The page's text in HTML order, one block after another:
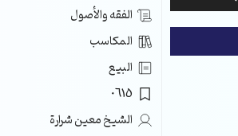
الأسهم
الفقه والأصول
المكاسب
البيع
0615
الشيخ معين شرارة